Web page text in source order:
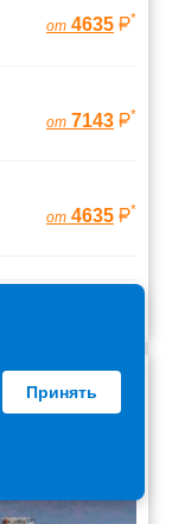
от 4635 *
от 7143 *
от 4635 *
Принять